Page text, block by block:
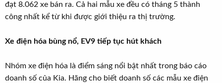
đạt 8.062 xe bán ra. Cả hai mẫu xe đều có tháng 5 thành
công nhất kể từ khi được giới thiệu ra thị trường.
Xe điện hóa bùng nổ, EV9 tiếp tục hút khách
Nhóm xe điện hóa là điểm sáng nổi bật nhất trong báo cáo
doanh số của Kia. Hãng cho biết doanh số các mẫu xe điện